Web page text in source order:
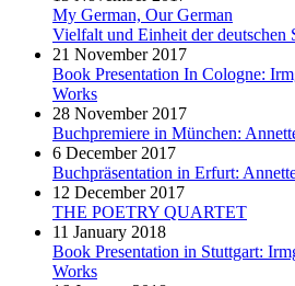
My German, Our German
Vielfalt und Einheit der deutschen
21 November 2017
Book Presentation In Cologne:
Works
28 November 2017
Buchpremiere in München:
6 December 2017
Buchpräsentation in Erfurt:
12 December 2017
THE POETRY QUARTET
11 January 2018
Book Presentation in Stuttgart:
Works